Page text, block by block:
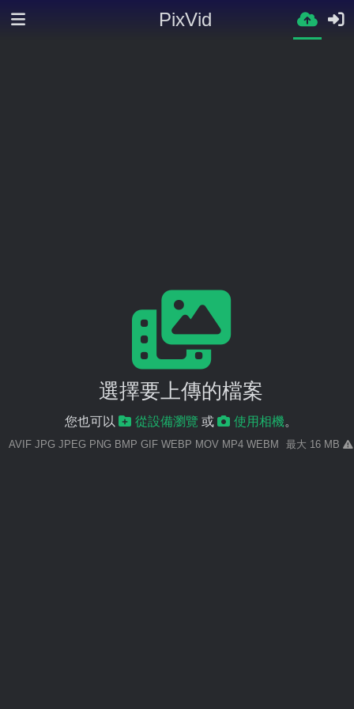
PixVid
選擇要上傳的檔案
您也可以 從設備瀏覽 或 使用相機。
AVIF JPG JPEG PNG BMP GIF WEBP MOV MP4 WEBM 最大 16 MB